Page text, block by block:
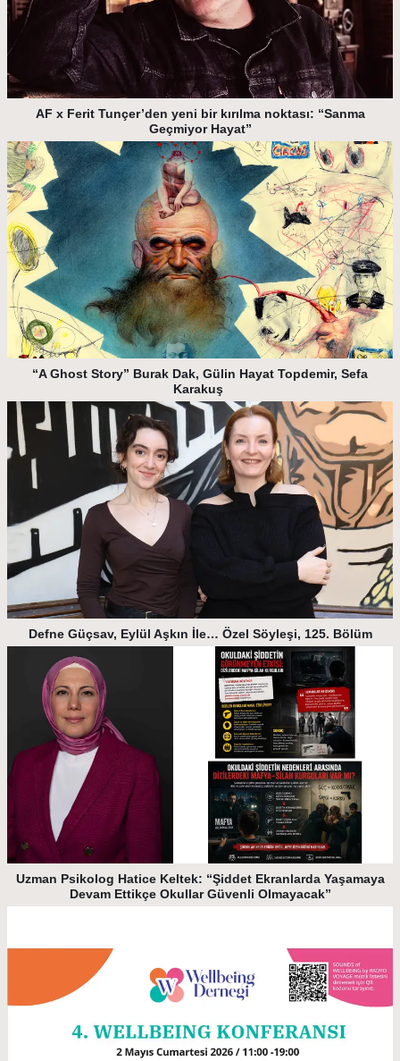
AF x Ferit Tunçer’den yeni bir kırılma noktası: “Sanma
Geçmiyor Hayat”
“A Ghost Story” Burak Dak, Gülin Hayat Topdemir, Sefa
Karakuş
Defne Güçsav, Eylül Aşkın İle… Özel Söyleşi, 125. Bölüm
Uzman Psikolog Hatice Keltek: “Şiddet Ekranlarda Yaşamaya
Devam Ettikçe Okullar Güvenli Olmayacak”